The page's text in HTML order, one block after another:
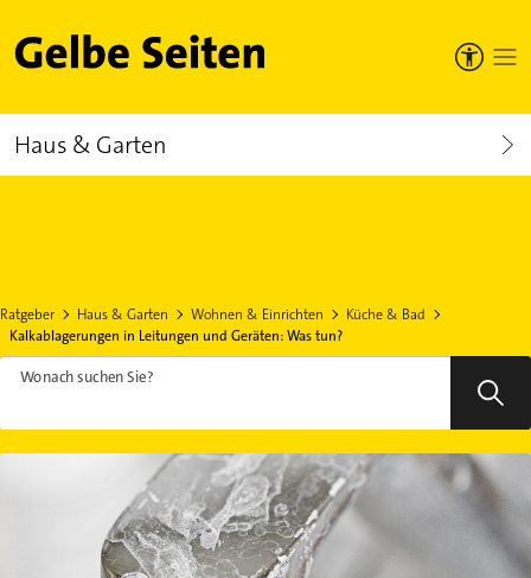
Gelbe Seiten
Haus & Garten
Ratgeber Haus & Garten Wohnen & Einrichten
Küche & Bad
Kalkablagerungen in Leitungen und Geräten: Was tun?
Wonach suchen Sie?